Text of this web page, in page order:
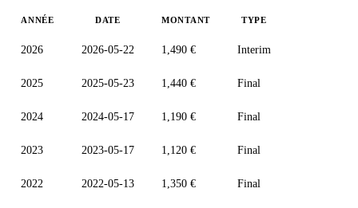
ANNÉE DATE MONTANT TYPE
2026 2026-05-22 1,490 € Interim
2025 2025-05-23 1,440 € Final
2024 2024-05-17 1,190 € Final
2023 2023-05-17 1,120 € Final
2022 2022-05-13 1,350 € Final